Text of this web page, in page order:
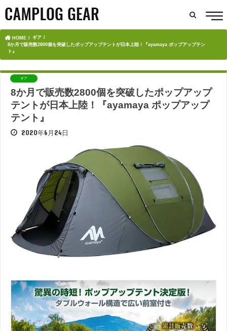
HOME
ギア
8か月で販売数2800個を突破したポップアップテントが日本上陸！『ayamaya ポップアップテン
ト』
ギア
8か月で販売数2800個を突破したポップアップ
テントが日本上陸！『ayamaya ポップアップ
テント』
2020年6月24日